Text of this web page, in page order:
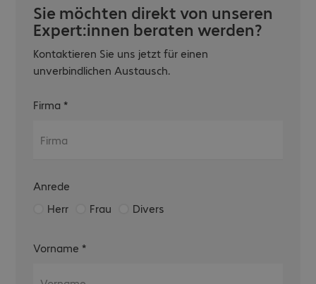
Sie möchten direkt von unseren
Expert:innen beraten werden?
Kontaktieren Sie uns jetzt für einen
unverbindlichen Austausch.
Firma *
Anrede
Herr
Frau Divers
Vorname *